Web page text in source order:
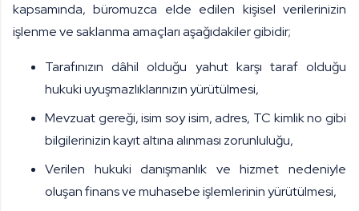
kapsamında, büromuzca elde edilen kişisel verilerinizin
işlenme ve saklanma amaçları aşağıdakiler gibidir;
Tarafınızın dâhil olduğu yahut karşı taraf olduğu
hukuki uyuşmazlıklarınızın yürütülmesi,
Mevzuat gereği, isim soy isim, adres, TC kimlik no gibi
bilgilerinizin kayıt altına alınması zorunluluğu,
Verilen hukuki danışmanlık ve hizmet nedeniyle
oluşan finans ve muhasebe işlemlerinin yürütülmesi,